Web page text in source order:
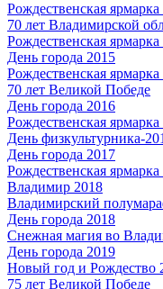
Рождественская
70 лет Владимирской
Рождественская
День города 2015
Рождественская
70 лет Великой Победе
День города 2016
Рождественская
День физкультурника-
День города 2017
Рождественская
Владимир 2018
Владимирский
День города 2018
Снежная магия во
День города 2019
Новый год и Рождество
75 лет Великой Победе